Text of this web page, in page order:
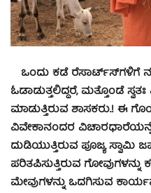
ಒಂದು ಕಡೆ ರೆಸಾರ್ಟ್ಸ್‍ಗಳಿಗೆ
ಓಡಾಡುತ್ತಲಿದ್ದರೆ, ಮತ್ತೊಂಡೆ
ಮಾಡುತ್ತಿರುವ ಶಾಸಕರು.! ಈ
ವಿವೇಕಾನಂದರ
ದುಡಿಯುತ್ತಿರುವ ಪೂಜ್ಯ ಸ್ವಾಮಿ
ಪರಿತಪಿಸುತ್ತಿರುವ ಗೋವುಗಳನ್ನು
ಮೇವುಗಳನ್ನು ಒದಗಿಸುವ